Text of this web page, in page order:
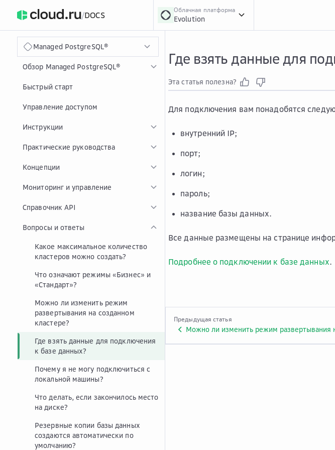
/DOCS
Облачная платформа
Evolution
Managed PostgreSQL®
Обзор Managed PostgreSQL®
Быстрый старт
Управление доступом
Инструкции
Практические руководства
Концепции
Мониторинг и управление
Справочник API
Вопросы и ответы
Какое максимальное количество
кластеров можно создать?
Что означают режимы «Бизнес» и
«Стандарт»?
Можно ли изменить режим
развертывания на созданном
кластере?
Где взять данные для подключения
к базе данных?
Почему я не могу подключиться с
локальной машины?
Что делать, если закончилось место
на диске?
Резервные копии базы данных
создаются автоматически по
умолчанию?
Где взять данные для
Эта статья полезна?
Для подключения вам понадобятся
внутренний IP;
порт;
логин;
пароль;
название базы данных.
Все данные размещены на странице
Подробнее о подключении к базе данных.
Предыдущая статья